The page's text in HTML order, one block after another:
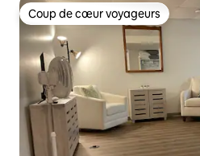
Coup de cœur voyageurs
Coup de cœur voyageurs